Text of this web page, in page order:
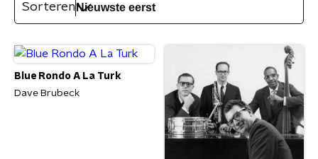
Sorteren
Blue Rondo A La Turk
Dave Brubeck